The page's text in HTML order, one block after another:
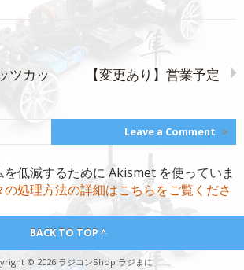
ツカッ
【変更あり】営業予定
Leave a Comment >
低減するために Akismet を使っていま
の処理方法の詳細はこちらをご覧くださ
BACK TO TOP ^
© 2026 ラジコンShop ラジまに